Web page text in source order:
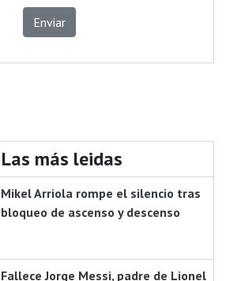
Enviar
Las más leidas
Mikel Arriola rompe el silencio tras
bloqueo de ascenso y descenso
Fallece Jorge Messi, padre de Lionel